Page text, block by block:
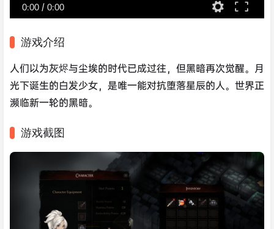
0:00 / 0:00
游戏介绍
人们以为灰烬与尘埃的时代已成过往，但黑暗再次觉醒。月
光下诞生的白发少女，是唯一能对抗堕落星辰的人。世界正
濒临新一轮的黑暗。
游戏截图